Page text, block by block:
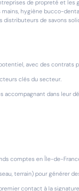
de propreté et les
hygiène bucco-
de savons
avec des contrats
clés du secteur.
dans leur
comptes en Île-de-
terrain) pour générer
contact à la